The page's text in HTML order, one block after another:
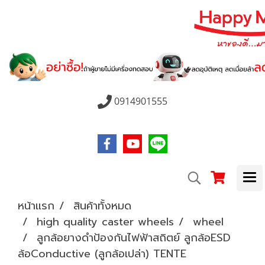
0914901555
หน้าแรก
สินค้าทั้งหมด
high quality caster wheels
wheel
ลูกล้อยางดำป้องกันไฟฟ้าสถิตย์ ลูกล้อESD
ล้อConductive (ลูกล้อเปล่า) TENTE